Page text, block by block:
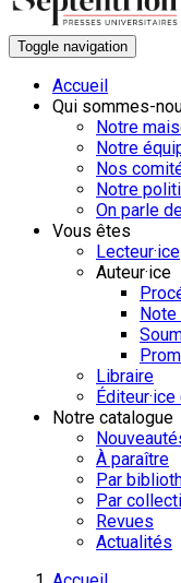
Toggle navigation
Accueil
Qui sommes-
Notre
Notre
Nos
Notre
On parle
Vous êtes
Lecteur·ice
Auteur·ice
Note
Libraire
Notre catalogue
À paraître
Par
Par
Revues
Actualités